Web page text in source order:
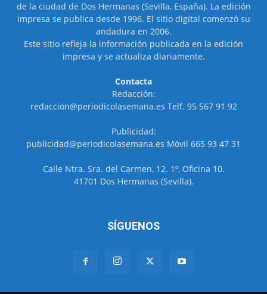
de la ciudad de Dos Hermanas (Sevilla, España). La edición
impresa se publica desde 1996. El sitio digital comenzó su
andadura en 2006.
Este sitio refleja la información publicada en la edición
impresa y se actualiza diariamente.
Contacta
Redacción:
redaccion@periodicolasemana.es Telf. 95 567 91 92
Publicidad:
publicidad@periodicolasemana.es Móvil 665 93 47 31
Calle Ntra. Sra. del Carmen, 12. 1º, Oficina 10.
41701 Dos Hermanas (Sevilla).
SÍGUENOS